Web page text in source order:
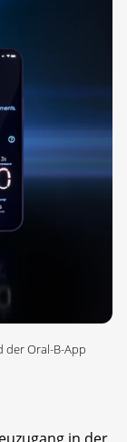
der Oral-B-App